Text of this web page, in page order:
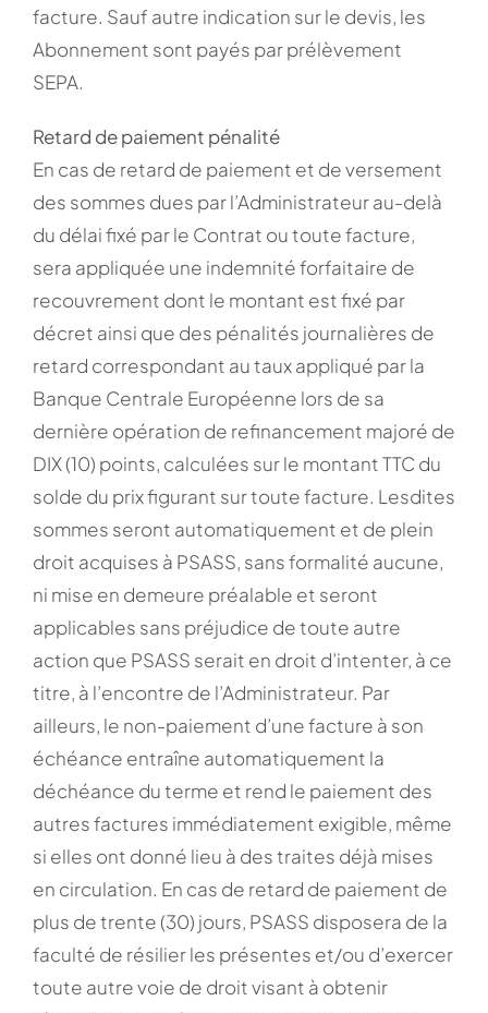
facture. Sauf autre indication sur le devis, les
Abonnement sont payés par prélèvement
SEPA.
Retard de paiement pénalité
En cas de retard de paiement et de versement
des sommes dues par l’Administrateur au-delà
du délai fixé par le Contrat ou toute facture,
sera appliquée une indemnité forfaitaire de
recouvrement dont le montant est fixé par
décret ainsi que des pénalités journalières de
retard correspondant au taux appliqué par la
Banque Centrale Européenne lors de sa
dernière opération de refinancement majoré de
DIX (10) points, calculées sur le montant TTC du
solde du prix figurant sur toute facture. Lesdites
sommes seront automatiquement et de plein
droit acquises à PSASS, sans formalité aucune,
ni mise en demeure préalable et seront
applicables sans préjudice de toute autre
action que PSASS serait en droit d’intenter, à ce
titre, à l’encontre de l’Administrateur. Par
ailleurs, le non-paiement d’une facture à son
échéance entraîne automatiquement la
déchéance du terme et rend le paiement des
autres factures immédiatement exigible, même
si elles ont donné lieu à des traites déjà mises
en circulation. En cas de retard de paiement de
plus de trente (30) jours, PSASS disposera de la
faculté de résilier les présentes et/ou d’exercer
toute autre voie de droit visant à obtenir